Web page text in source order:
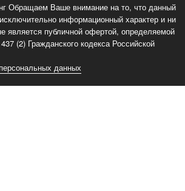
Обращаем Ваше внимание на то, что данный
информационный характер и ни
является публичной офертой, определяемой
(2) Гражданского кодекса Российской
данных